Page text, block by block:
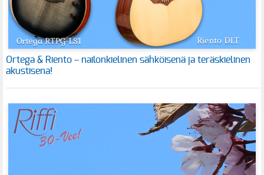
Ortega & Riento – nailonkielinen sähköisenä ja teräskielinen
akustisena!